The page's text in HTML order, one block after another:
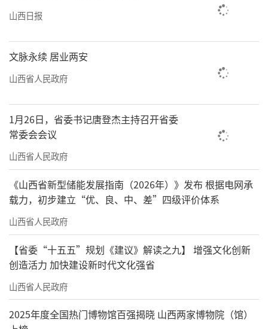
幸福度。
为社区党委。以居民小区为界设置网格，以楼
栋单元划分微网格，全部建立小区（网格）党
社区干部兼任、机关单位选派等方式选优配强
党组织书记。同时，把“三新”领域党员、在
职党员、流动党员编入小区党组织加强管理，
全面构建社区党委—小区（网格）党支部—楼栋
（单元）党小组—党员中心户纵向到底的组织体
系。
我省坚持党建引领，从顶层设计和系统谋
划上发力，聚焦建强基层组织、锻造骨干力
量、提升干部能力、建强全科网格、壮大集体
经济、建强基层阵地、激励担当作为等任务，
加强矛盾纠纷源头治理，动员广大党员干部担
山西日报
文脉永续 居业两安
山西省人民政府
1月26日，省委书记唐登杰主持召开省委
常委会会议
山西省人民政府
《山西省新型储能发展指南（2026年）》发布 根据电网承
载力，初步建立“优、良、中、差”四级评价体系
山西省人民政府
【省委“十五五”规划《建议》解读之九】 增强文化创新
创造活力 加快建设新时代文化强省
山西省人民政府
2025年度全国热门博物馆百强揭晓 山西两家博物院（馆）